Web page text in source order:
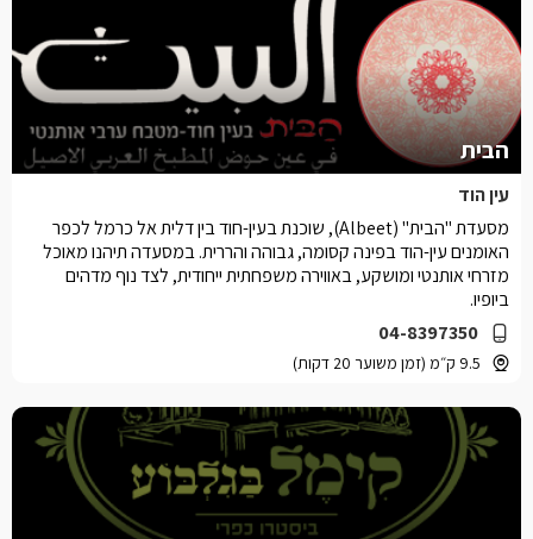
הבית
עין הוד
04-8397350
9.5 ק״מ (זמן משוער 20 דקות)
מסעדת "הבית" (Albeet), שוכנת בעין-חוד בין דלית אל כרמל לכפר
האומנים עין-הוד בפינה קסומה, גבוהה והררית. במסעדה תיהנו מאוכל
מזרחי אותנטי ומושקע, באווירה משפחתית ייחודית, לצד נוף מדהים
ביופיו.